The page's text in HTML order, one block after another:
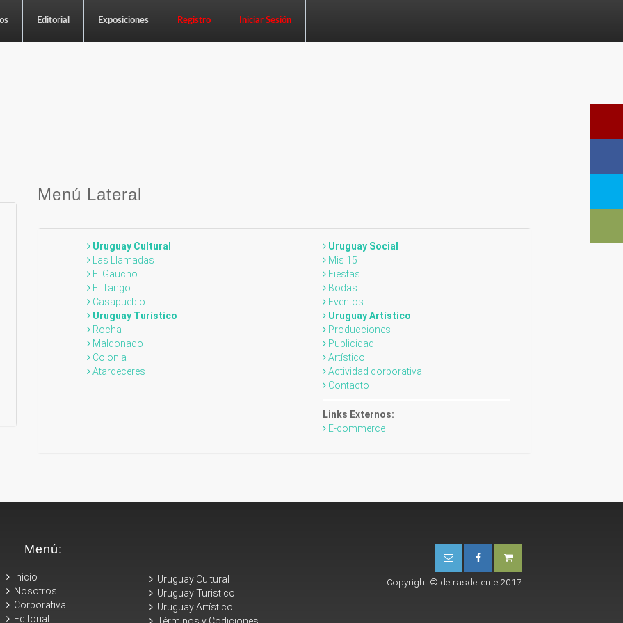
Editorial Exposiciones Registro Iniciar Sesión
Menú Lateral
Uruguay Cultural
Las Llamadas
El Gaucho
El Tango
Casapueblo
Uruguay Turístico
Rocha
Maldonado
Colonia
Atardeceres
Uruguay Social
Mis 15
Fiestas
Bodas
Eventos
Uruguay Artístico
Producciones
Publicidad
Artístico
Actividad corporativa
Contacto
Links Externos:
E-commerce
Menú:
Inicio
Nosotros
Corporativa
Editorial
Uruguay Cultural
Uruguay Turistico
Uruguay Artístico
Copyright © detrasdellente 2017